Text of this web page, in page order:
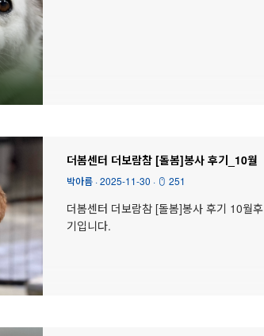
더봄센터 더보람참 [돌봄]봉사 후기_10월
박아름 ·2025-11-30 · 251
더봄센터 더보람참 [돌봄]봉사 후기 10월후
기입니다.